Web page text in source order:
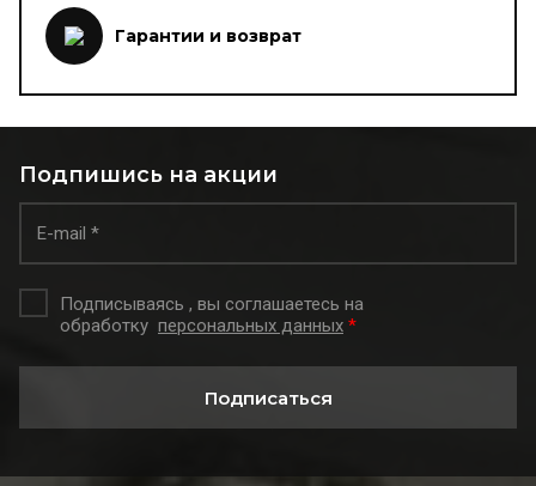
Гарантии и возврат
Подпишись на акции
Подписываясь , вы соглашаетесь на
обработку персональных данных *
Подписаться